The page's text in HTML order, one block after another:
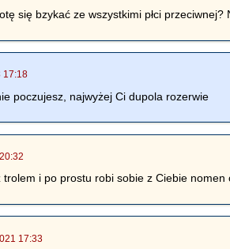
się bzykać ze wszystkimi płci
17:18
poczujesz, najwyżej Ci dupola rozerwie
i po prostu robi sobie z Ciebie nomen
17:33